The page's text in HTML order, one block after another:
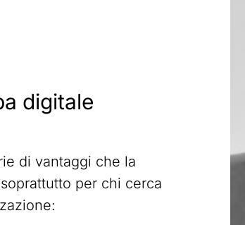
digitale
di vantaggi che la
per chi cerca